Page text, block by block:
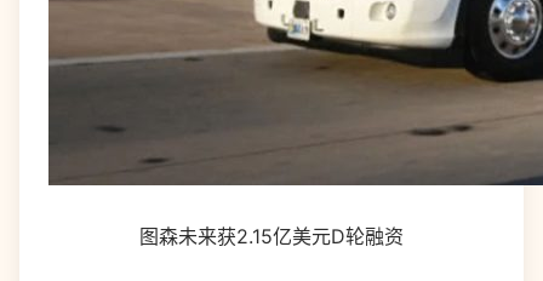
图森未来获2.15亿美元D轮融资